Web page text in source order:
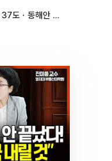
폭염에 폭우까지⋯낮 최고 37도ㆍ동해안 강한 비 [날씨]